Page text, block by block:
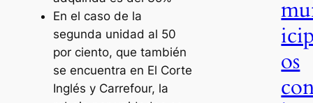
En el caso de la
segunda unidad al 50
por ciento, que también
se encuentra en El Corte
Inglés y Carrefour, la
os